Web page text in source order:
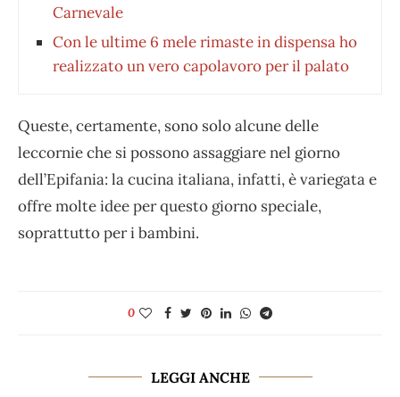
Carnevale
Con le ultime 6 mele rimaste in dispensa ho
realizzato un vero capolavoro per il palato
Queste, certamente, sono solo alcune delle
leccornie che si possono assaggiare nel giorno
dell’Epifania: la cucina italiana, infatti, è variegata e
offre molte idee per questo giorno speciale,
soprattutto per i bambini.
0
LEGGI ANCHE